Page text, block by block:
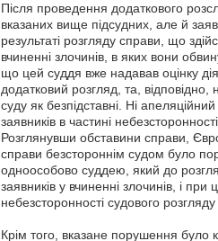
Після проведення додаткового
вказаних вище підсудних, але й
результаті розгляду справи, що
вчиненні злочинів, в яких вони
що цей суддя вже надавав оцінку
додатковий розгляд, та,
суду як безпідставні. Ні
заявників в частині
Розглянувши обставини справи,
справи безстороннім судом було
одноособово суддею, який до
заявників у вчиненні злочинів, і
небезсторонності судового
Крім того, вказане порушення